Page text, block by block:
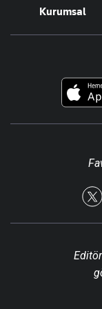
Teknoloji
Resmî Ilanlar
Foto Haber
Kurumsal
Hakkımızda
Künye
Reklam Ver